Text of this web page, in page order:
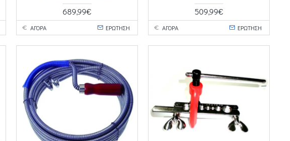
689,99€
ΑΓΟΡΑ ΕΡΩΤΗΣΗ
509,99€
ΑΓΟΡΑ ΕΡΩΤΗΣΗ